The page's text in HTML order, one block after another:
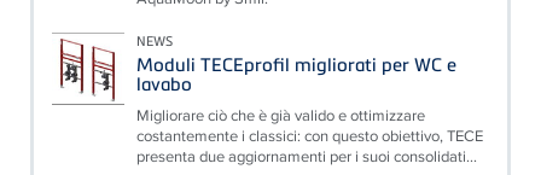
NEWS
Moduli TECEprofil migliorati per WC e
lavabo
Migliorare ciò che è già valido e ottimizzare
costantemente i classici: con questo obiettivo, TECE
presenta due aggiornamenti per i suoi consolidati...